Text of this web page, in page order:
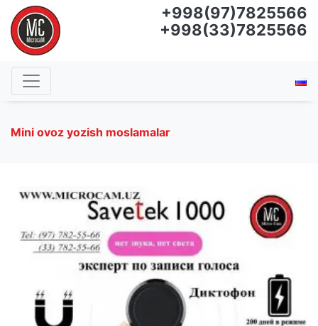
+998(97)7825566
+998(33)7825566
Mini ovoz yozish moslamalar